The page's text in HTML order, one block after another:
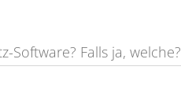
Software? Falls ja, welche?